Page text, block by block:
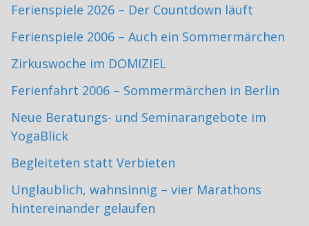
Ferienspiele 2026 – Der Countdown läuft
Ferienspiele 2006 – Auch ein Sommermärchen
Zirkuswoche im DOMIZIEL
Ferienfahrt 2006 – Sommermärchen in Berlin
Neue Beratungs- und Seminarangebote im
YogaBlick
Begleiteten statt Verbieten
Unglaublich, wahnsinnig – vier Marathons
hintereinander gelaufen